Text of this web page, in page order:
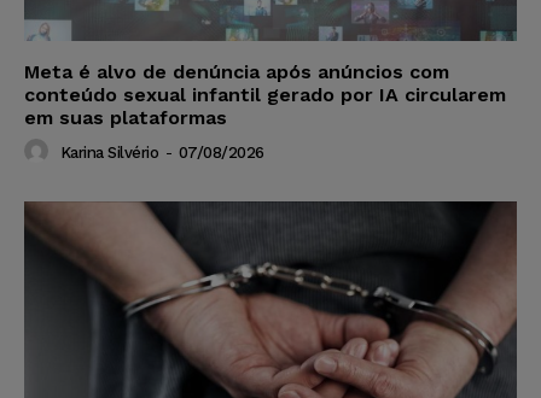
Meta é alvo de denúncia após anúncios com
conteúdo sexual infantil gerado por IA circularem
em suas plataformas
Karina Silvério - 07/08/2026